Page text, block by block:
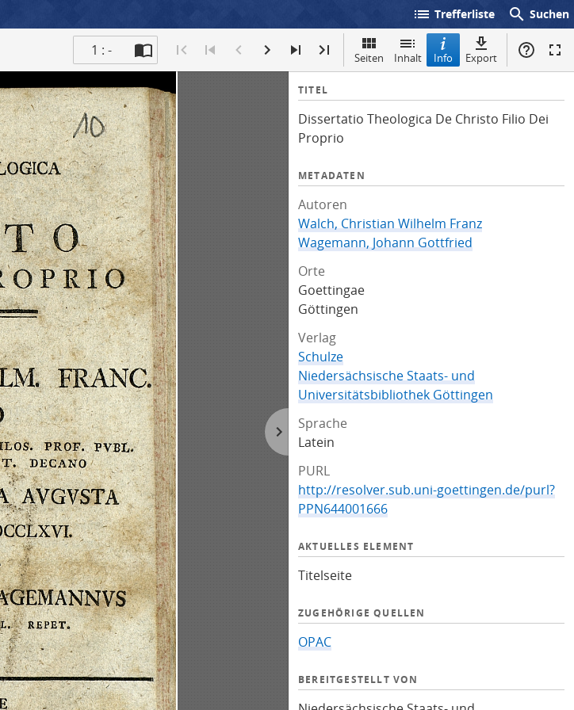
list Trefferliste search Suchen
1 : - Seiten Inhalt Info Export
I
f
o
TITEL
Dissertatio Theologica De Christo Filio Dei
Proprio
METADATEN
Autoren
Walch, Christian Wilhelm Franz
Wagemann, Johann Gottfried
Orte
Goettingae
Göttingen
Verlag
Schulze
Niedersächsische Staats- und
Universitätsbibliothek Göttingen
Sprache
Latein
PURL
http://resolver.sub.uni-goettingen.de/purl?
PPN644001666
AKTUELLES ELEMENT
Titelseite
ZUGEHÖRIGE QUELLEN
OPAC
BEREITGESTELLT VON